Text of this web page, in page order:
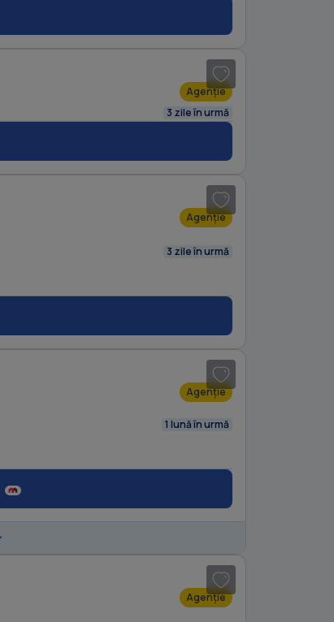
Agenție
3 zile în urmă
Agenție
3 zile în urmă
Agenție
1 lună în urmă
Agenție